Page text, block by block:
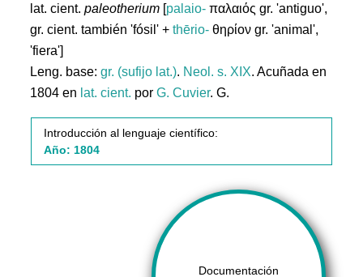
lat. cient.paleotherium [palaio- παλαιός gr. 'antiguo',
gr. cient. también 'fósil' +thērio- θηρίον gr. 'animal',
'fiera']
Leng. base:gr. (sufijo lat.). Neol. s. XIX. Acuñada en
1804 en lat. cient. porG. Cuvier. G.
Introducción al lenguaje científico:
Año: 1804
Documentación